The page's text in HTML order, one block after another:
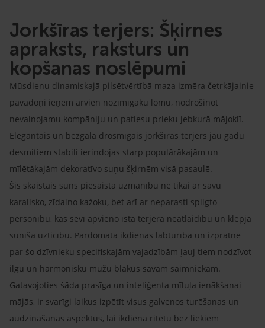
Jorkšīras terjers: Šķirnes
apraksts, raksturs un
kopšanas noslēpumi
Mūsdienu dinamiskajā pilsētvērtībā maza izmēra četrkājainie
pavadoņi ieņem arvien nozīmīgāku lomu, nodrošinot
nevainojamu kompāniju un patiesu prieku jebkurā mājoklī.
Elegantais un bezgala drosmīgais jorkšīras terjers jau gadu
desmitiem stabili ierindojas starp populārākajām un
mīlētākajām dekoratīvo suņu šķirnēm visā pasaulē.
Šis skaistais suns piesaista uzmanību ne tikai ar savu
karalisko, zīdaino kažoku, bet arī ar neparasti spilgto
personību, kas sevī apvieno īsta terjera neatlaidību un klēpja
sunīša uzticību. Pārdomāta ikdienas labturība un izpratne
par šo dzīvnieku specifiskajām vajadzībām ļauj tiem nodzīvot
ilgu un harmonisku mūžu blakus savam saimniekam.
Gatavojoties šāda prasīga un inteliģenta mīluļa ienākšanai
mājās, ir svarīgi laikus izpētīt visus galvenos turēšanas un
audzināšanas aspektus, lai ikdiena ritētu bez liekiem